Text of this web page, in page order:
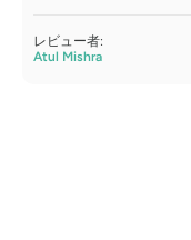
レビュー者:
Atul Mishra